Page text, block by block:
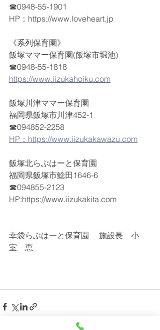
☎0948-55-1901
HP：https://www.loveheart.jp
《系列保育園》
飯塚ママー保育園(飯塚市堀池)
☎0948-55-1818
https://www.iizukahoiku.com
飯塚川津ママー保育園
福岡県飯塚市川津452-1
☎094852-2258
HP：https://www.iizukakawazu.com
飯塚北らぶはーと保育園
福岡県飯塚市鯰田1646-6
☎094855-2123
HP:https://www.iizukakita.com
幸袋らぶはーと保育園 　施設長　小
室　恵